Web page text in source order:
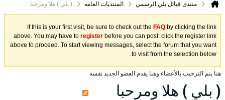
منتدى قبائل بلي الرسمي المنتديات العامه ( بلي ) هلا ومرحبا
If this is your first visit, be sure to check out the FAQ by clicking the link
above. You may have to register before you can post: click the register link
above to proceed. To start viewing messages, select the forum that you want
to visit from the selection below.
هنا يتم الترحيب بالأعضاء وهنا يقدم العضو الجديد نفسه
( بلي ) هلا ومرحبا